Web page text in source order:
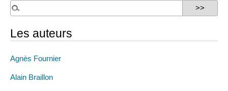
Les auteurs
Agnès Fournier
Alain Braillon